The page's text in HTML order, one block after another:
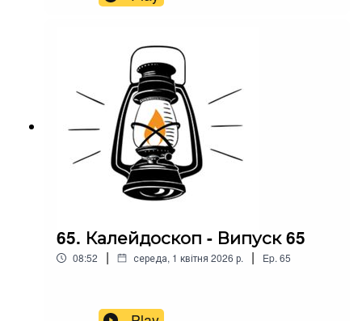
65. Калейдоскоп - Випуск 65
08:52 | середа, 1 квітня 2026 р. | Ep. 65